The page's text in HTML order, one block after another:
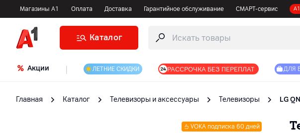
Магазины А1 Оплата Доставка Гарантийное обслуживание СМАРТ-сервис
Каталог
Акции ЛЕТНИЕ СКИДКИ РАССРОЧКА БЕЗ ПЕРЕПЛАТ ДЛЯ
Главная Каталог Телевизоры и аксессуары Телевизоры LG
VOKA подписка 60 дней